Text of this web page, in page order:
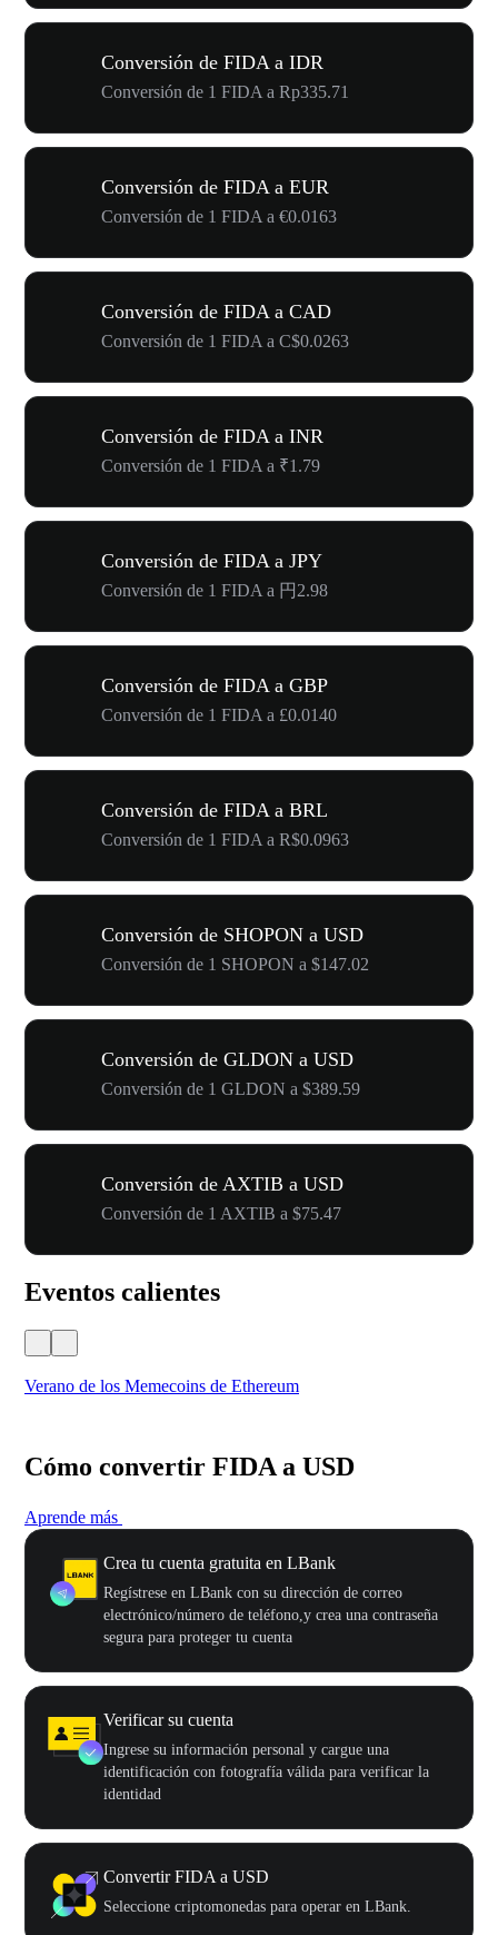
Conversión de FIDA a IDR
Conversión de 1 FIDA a Rp335.71
Conversión de FIDA a EUR
Conversión de 1 FIDA a €0.0163
Conversión de FIDA a CAD
Conversión de 1 FIDA a C$0.0263
Conversión de FIDA a INR
Conversión de 1 FIDA a ₹1.79
Conversión de FIDA a JPY
Conversión de 1 FIDA a 円2.98
Conversión de FIDA a GBP
Conversión de 1 FIDA a £0.0140
Conversión de FIDA a BRL
Conversión de 1 FIDA a R$0.0963
Conversión de SHOPON a USD
Conversión de 1 SHOPON a $147.02
Conversión de GLDON a USD
Conversión de 1 GLDON a $389.59
Conversión de AXTIB a USD
Conversión de 1 AXTIB a $75.47
Eventos calientes
Verano de los Memecoins de Ethereum
Cómo convertir FIDA a USD
Aprende más
Crea tu cuenta gratuita en LBank
Regístrese en LBank con su dirección de correo
electrónico/número de teléfono,y crea una contraseña
segura para proteger tu cuenta
Verificar su cuenta
Ingrese su información personal y cargue una
identificación con fotografía válida para verificar la
identidad
Convertir FIDA a USD
Seleccione criptomonedas para operar en LBank.